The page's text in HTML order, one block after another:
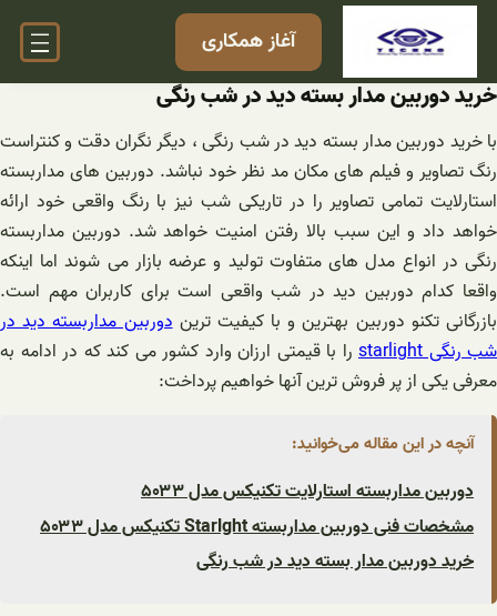
رفتن
آغاز همکاری
خرید دوربین مدار بسته دید در شب رنگی
با خرید دوربین مدار بسته دید در شب رنگی ، دیگر نگران دقت و کنتراست
رنگ تصاویر و فیلم های مکان مد نظر خود نباشد. دوربین های مداربسته
استارلایت تمامی تصاویر را در تاریکی شب نیز با رنگ واقعی خود ارائه
خواهد داد و این سبب بالا رفتن امنیت خواهد شد. دوربین مداربسته
رنگی در انواع مدل های متفاوت تولید و عرضه بازار می شوند اما اینکه
واقعا کدام دوربین دید در شب واقعی است برای کاربران مهم است.
بازرگانی تکنو دوربین بهترین و با کیفیت تریندوربین مداربسته دید در
شب رنگی starlight
را با قیمتی ارزان وارد کشور می کند که در ادامه به
معرفی یکی از پر فروش ترین آنها خواهیم پرداخت:
آنچه در این مقاله می‌خوانید:
دوربین مداربسته استارلایت تکنیکس مدل ۵۰۳۳
مشخصات فنی دوربین مداربسته Starlght تکنیکس مدل ۵۰۳۳
خرید دوربین مدار بسته دید در شب رنگی